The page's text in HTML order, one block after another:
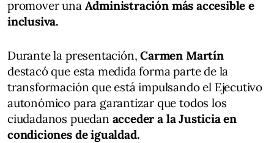
promover unaAdministración más accesible e
inclusiva.
Durante la presentación,Carmen Martín
destacó que esta medida forma parte de la
transformación que está impulsando el Ejecutivo
autonómico para garantizar que todos los
ciudadanos puedan acceder a la Justicia en
condiciones de igualdad.